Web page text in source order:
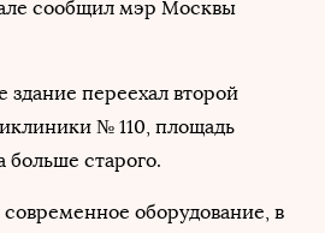
сообщил мэр Москвы
здание переехал второй
№ 110, площадь
больше старого.
оборудование, в